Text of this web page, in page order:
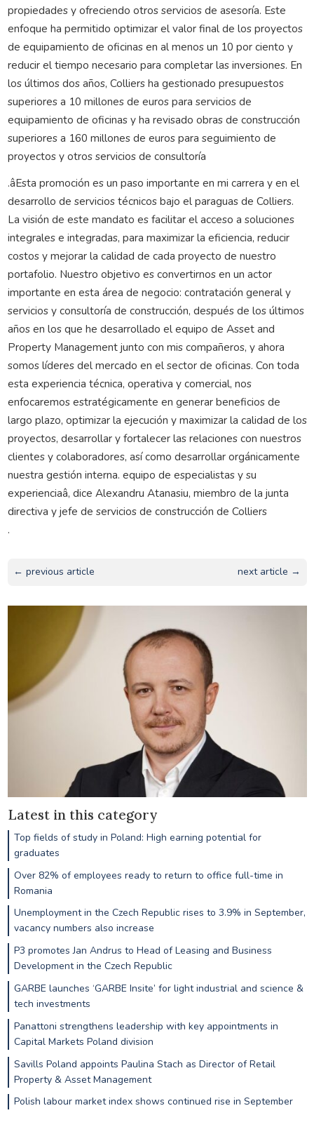
propiedades y ofreciendo otros servicios de asesoría. Este
enfoque ha permitido optimizar el valor final de los proyectos
de equipamiento de oficinas en al menos un 10 por ciento y
reducir el tiempo necesario para completar las inversiones. En
los últimos dos años, Colliers ha gestionado presupuestos
superiores a 10 millones de euros para servicios de
equipamiento de oficinas y ha revisado obras de construcción
superiores a 160 millones de euros para seguimiento de
proyectos y otros servicios de consultoría
.âEsta promoción es un paso importante en mi carrera y en el
desarrollo de servicios técnicos bajo el paraguas de Colliers.
La visión de este mandato es facilitar el acceso a soluciones
integrales e integradas, para maximizar la eficiencia, reducir
costos y mejorar la calidad de cada proyecto de nuestro
portafolio. Nuestro objetivo es convertirnos en un actor
importante en esta área de negocio: contratación general y
servicios y consultoría de construcción, después de los últimos
años en los que he desarrollado el equipo de Asset and
Property Management junto con mis compañeros, y ahora
somos líderes del mercado en el sector de oficinas. Con toda
esta experiencia técnica, operativa y comercial, nos
enfocaremos estratégicamente en generar beneficios de
largo plazo, optimizar la ejecución y maximizar la calidad de los
proyectos, desarrollar y fortalecer las relaciones con nuestros
clientes y colaboradores, así como desarrollar orgánicamente
nuestra gestión interna. equipo de especialistas y su
experienciaâ, dice Alexandru Atanasiu, miembro de la junta
directiva y jefe de servicios de construcción de Colliers
.
← previous article next article →
Latest in this category
Top fields of study in Poland: High earning potential for
graduates
Over 82% of employees ready to return to office full-time in
Romania
Unemployment in the Czech Republic rises to 3.9% in September,
vacancy numbers also increase
P3 promotes Jan Andrus to Head of Leasing and Business
Development in the Czech Republic
GARBE launches ‘GARBE Insite’ for light industrial and science &
tech investments
Panattoni strengthens leadership with key appointments in
Capital Markets Poland division
Savills Poland appoints Paulina Stach as Director of Retail
Property & Asset Management
Polish labour market index shows continued rise in September